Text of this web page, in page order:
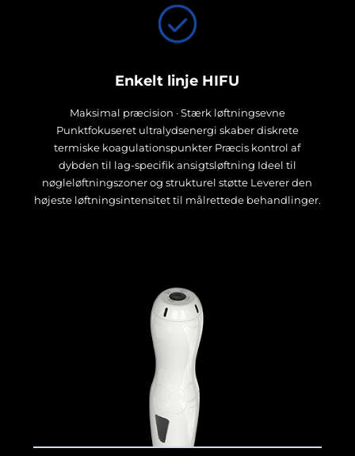
Enkelt linje HIFU
Maksimal præcision · Stærk løftningsevne
Punktfokuseret ultralydsenergi skaber diskrete
termiske koagulationspunkter Præcis kontrol af
dybden til lag-specifik ansigtsløftning Ideel til
nøgleløftningszoner og strukturel støtte Leverer den
højeste løftningsintensitet til målrettede behandlinger.